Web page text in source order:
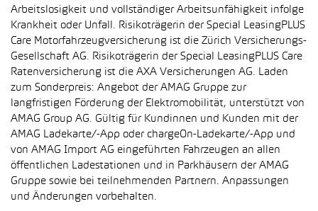
Arbeitslosigkeit und vollständiger Arbeitsunfähigkeit infolge
Krankheit oder Unfall. Risikoträgerin der Special LeasingPLUS
Care Motorfahrzeugversicherung ist die Zürich Versicherungs-
Gesellschaft AG. Risikoträgerin der Special LeasingPLUS Care
Ratenversicherung ist die AXA Versicherungen AG. Laden
zum Sonderpreis: Angebot der AMAG Gruppe zur
langfristigen Förderung der Elektromobilität, unterstützt von
AMAG Group AG. Gültig für Kundinnen und Kunden mit der
AMAG Ladekarte/-App oder chargeOn-Ladekarte/-App und
von AMAG Import AG eingeführten Fahrzeugen an allen
öffentlichen Ladestationen und in Parkhäusern der AMAG
Gruppe sowie bei teilnehmenden Partnern. Anpassungen
und Änderungen vorbehalten.